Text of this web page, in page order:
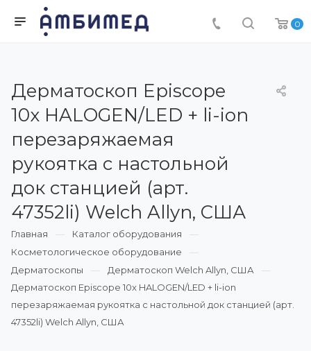
0
Дерматоскоп Episcope
10x HALOGEN/LED + li-ion
перезаряжаемая
рукоятка с настольной
док станцией (арт.
47352li) Welch Allyn, США
Главная
Каталог оборудования
Косметологическое оборудование
Дерматоскопы
Дерматоскоп Welch Allyn, США
Дерматоскоп Episcope 10x HALOGEN/LED + li-ion
перезаряжаемая рукоятка с настольной док станцией (арт.
47352li) Welch Allyn, США